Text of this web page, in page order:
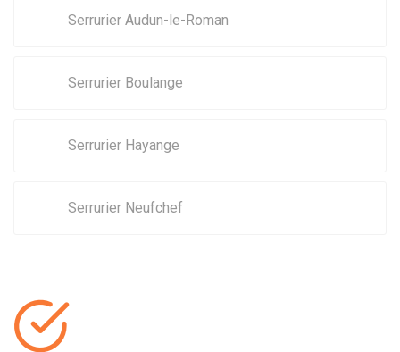
Serrurier Audun-le-Roman
Serrurier Boulange
Serrurier Hayange
Serrurier Neufchef